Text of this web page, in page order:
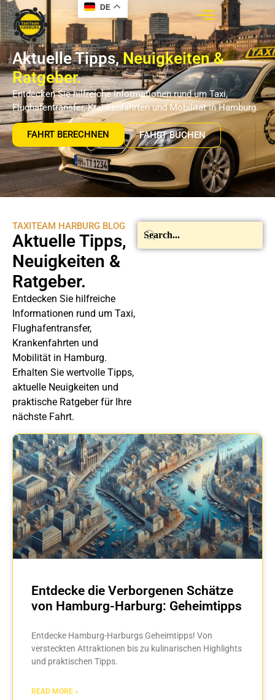
DE
Aktuelle Tipps,Neuigkeiten &
Ratgeber.
Entdecken Sie hilfreiche Informationen rund um Taxi,
Flughafentransfer, Krankenfahrten und Mobilität in Hamburg.
FAHRT BERECHNEN FAHRT BUCHEN
TAXITEAM HARBURG BLOG
Aktuelle Tipps,
Neuigkeiten &
Ratgeber.
Entdecken Sie hilfreiche
Informationen rund um Taxi,
Flughafentransfer,
Krankenfahrten und
Mobilität in Hamburg.
Erhalten Sie wertvolle Tipps,
aktuelle Neuigkeiten und
praktische Ratgeber für Ihre
nächste Fahrt.
Entdecke die Verborgenen Schätze
von Hamburg-Harburg: Geheimtipps
Entdecke Hamburg-Harburgs Geheimtipps! Von
versteckten Attraktionen bis zu kulinarischen Highlights
und praktischen Tipps.
READ MORE »